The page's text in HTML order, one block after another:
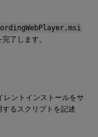
了します。
ントインストールをサ
るスクリプトを記述